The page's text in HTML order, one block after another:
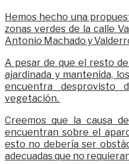
Hemos hecho una
zonas verdes de la calle
Antonio Machado y
A pesar de que el resto
ajardinada y mantenida,
encuentra desprovisto
vegetación.
Creemos que la causa
encuentran sobre el
esto no debería ser
adecuadas que no